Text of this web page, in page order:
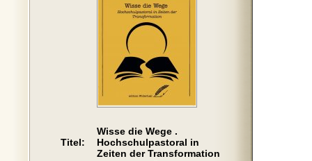
Titel:
Wisse die Wege .
Hochschulpastoral in
Zeiten der Transformation